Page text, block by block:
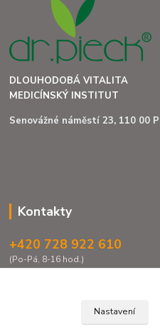
DLOUHODOBÁ VITALITA
MEDICÍNSKÝ INSTITUT
Senovážné náměstí 23, 110 00
Kontakty
+420 728 922 610
(Po-Pá, 8-16 hod.)
Nastavení